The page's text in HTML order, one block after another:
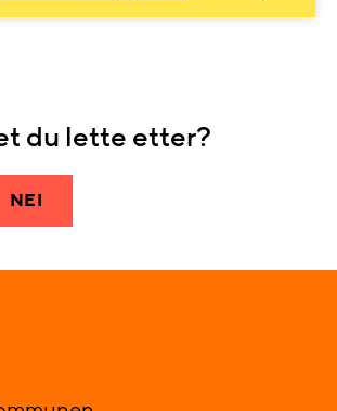
du lette etter?
NEI